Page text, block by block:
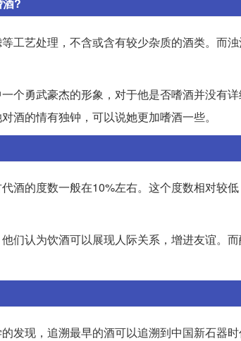
工艺处理，不含或含有较少杂质的酒类。而
个勇武豪杰的形象，对于他是否嗜酒并没有
酒的情有独钟，可以说她更加嗜酒一些。
酒的度数一般在10%左右。这个度数相对较
们认为饮酒可以展现人际关系，增进友谊。
发现，追溯最早的酒可以追溯到中国新石器